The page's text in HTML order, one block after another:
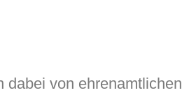
dabei von ehrenamtlichen